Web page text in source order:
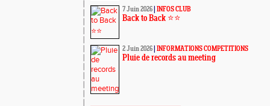
7 Juin 2026 INFOS CLUB
Back to Back ⭐️⭐️
2 Juin 2026 INFORMATIONS COMPETITIONS
Pluie de records au meeting